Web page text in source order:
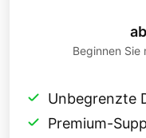
Beginnen Sie
Unbegrenzte
Premium-